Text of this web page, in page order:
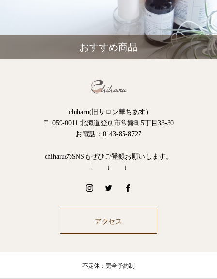
おすすめ商品
chiharu(旧サロン華ちあす)
〒 059-0011 北海道登別市常盤町5丁目33-30
お電話：0143-85-8727
chiharuのSNSもぜひご登録お願いします。
↓ ↓ ↓
アクセス
不定休：完全予約制